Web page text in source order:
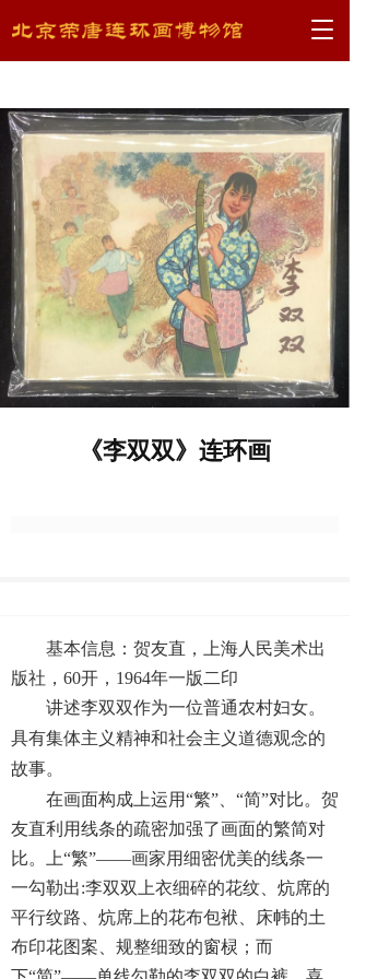
T
l
e
n
a
v
i
g
o
《李双双》连环画
基本信息：贺友直，上海人民美术出
版社，60开，1964年一版二印
讲述李双双作为一位普通农村妇女。
具有集体主义精神和社会主义道德观念的
故事。
在画面构成上运用“繁”、“简”对比。贺
友直利用线条的疏密加强了画面的繁简对
比。上“繁”——画家用细密优美的线条一
一勾勒出:李双双上衣细碎的花纹、炕席的
平行纹路、炕席上的花布包袱、床帏的土
布印花图案、规整细致的窗棂；而